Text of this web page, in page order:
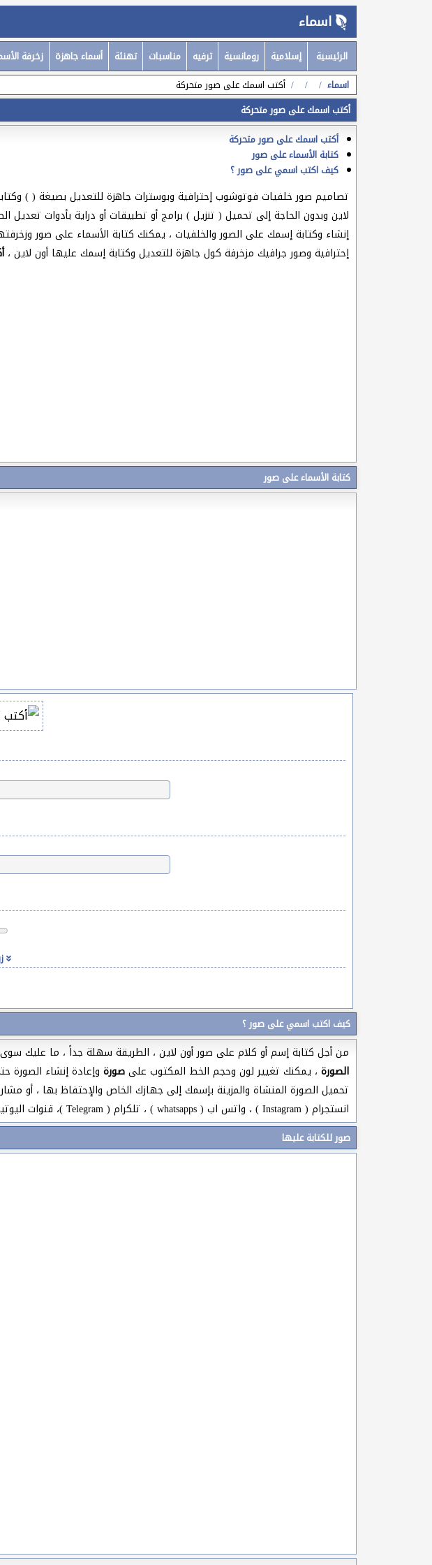
اسماء
الرئيسية إسلامية رومانسية ترفيه مناسبات تهنئة أسماء جاهزة زخرفة
اسماء
أكتب اسمك على صور متحركة
أكتب اسمك على صور متحركة
أكتب اسمك على صور متحركة
كتابة الأسماء على صور
كيف اكتب اسمي على صور ؟
تصاميم صور خلفيات فوتوشوب إحترافية وبوسترات جاهزة للتعديل بصيغة ( )
لاين وبدون الحاجة إلى تحميل ( تنزيل ) برامج أو تطبيقات أو دراية بأدوات
إنشاء وكتابة إسمك على الصور والخلفيات ، يمكنك كتابة الأسماء على صور
إحترافية وصور جرافيك مزخرفة كول جاهزة للتعديل وكتابة إسمك عليها أون لاين ،
كتابة الأسماء على صور
كيف اكتب اسمي على صور ؟
من أجل كتابة إسم أو كلام على صور أون لاين ، الطريقة سهلة جداً ، ما عليك
الصورة، يمكنك تغيير لون وحجم الخط المكتوب علىصورة وإعادة إنشاء الصورة
انستجرام ( Instagram ) ، واتس اب ( whatsapps ) ، تلكرام ( Telegram )، قنوات اليوتيوب ( Youtube Channel ) ، سناب شات ( Snapchat ) ،وغيرها من المنصات الإلكترونية .
صور للكتابة عليها